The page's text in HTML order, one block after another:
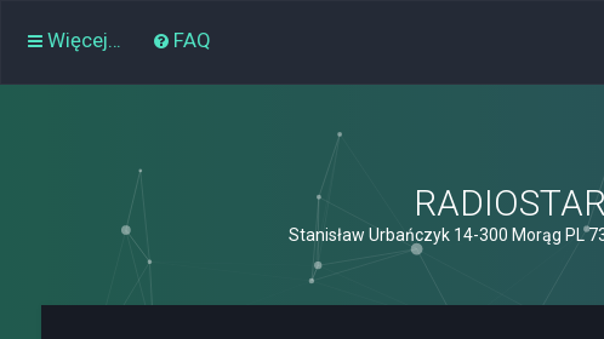
Więcej… FAQ
Stanisław Urbańczyk 14-300 Morąg PL